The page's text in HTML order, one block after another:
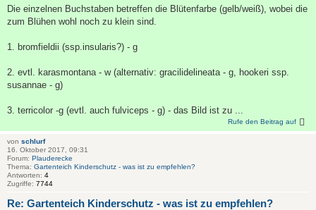
Die einzelnen Buchstaben betreffen die Blütenfarbe (gelb/weiß), wobei die
zum Blühen wohl noch zu klein sind.
1. bromfieldii (ssp.insularis?) - g
2. evtl. karasmontana - w (alternativ: gracilidelineata - g, hookeri ssp.
susannae - g)
3. terricolor -g (evtl. auch fulviceps - g) - das Bild ist zu ...
Rufe den Beitrag auf
von schlurf
16. Oktober 2017, 09:31
Forum: Plauderecke
Thema: Gartenteich Kinderschutz - was ist zu empfehlen?
Antworten: 4
Zugriffe: 7744
Re: Gartenteich Kinderschutz - was ist zu empfehlen?